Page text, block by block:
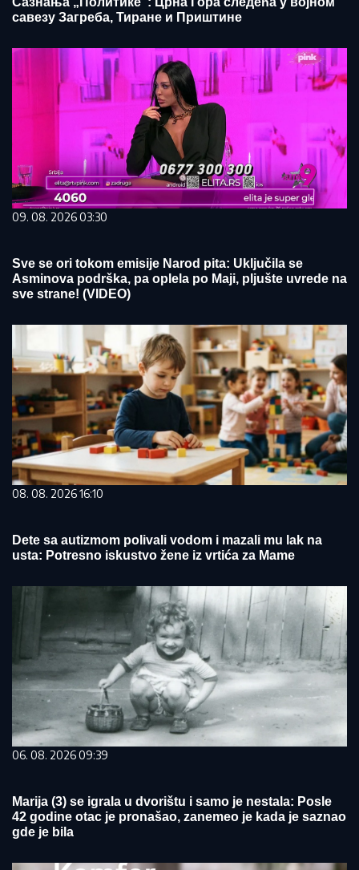
савезу Загреба, Тиране и Приштине
09. 08. 2026 03:30
Sve se ori tokom emisije Narod pita: Uključila se
Asminova podrška, pa oplela po Maji, pljušte uvrede na
sve strane! (VIDEO)
08. 08. 2026 16:10
Dete sa autizmom polivali vodom i mazali mu lak na
usta: Potresno iskustvo žene iz vrtića za Mame
06. 08. 2026 09:39
Marija (3) se igrala u dvorištu i samo je nestala: Posle
42 godine otac je pronašao, zanemeo je kada je saznao
gde je bila